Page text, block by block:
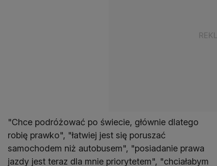
"Chce podróżować po świecie, głównie dlatego
robię prawko", "łatwiej jest się poruszać
samochodem niż autobusem", "posiadanie prawa
jazdy jest teraz dla mnie priorytetem", "chciałabym